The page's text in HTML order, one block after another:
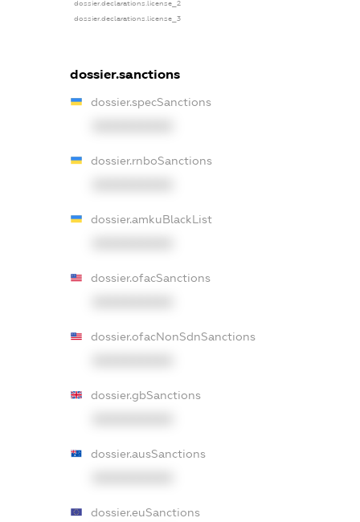
dossier.declarations.license_2
dossier.declarations.license_3
dossier.sanctions
dossier.specSanctions
dossier.rnboSanctions
dossier.amkuBlackList
dossier.ofacSanctions
dossier.ofacNonSdnSanctions
dossier.gbSanctions
dossier.ausSanctions
dossier.euSanctions